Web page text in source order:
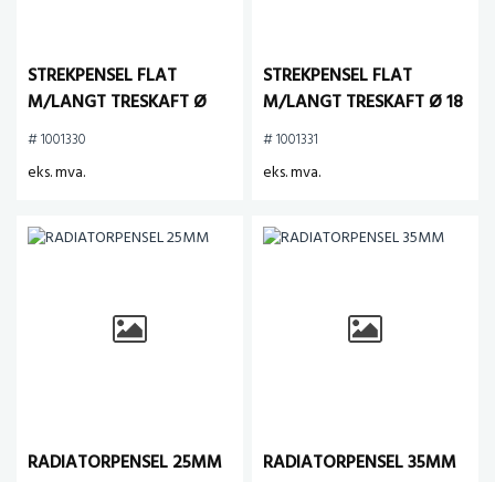
STREKPENSEL FLAT
M/LANGT TRESKAFT Ø
13,4 mm
# 1001330
eks. mva.
STREKPENSEL FLAT
M/LANGT TRESKAFT Ø 18
# 1001331
eks. mva.
RADIATORPENSEL 25MM RADIATORPENSEL 35MM